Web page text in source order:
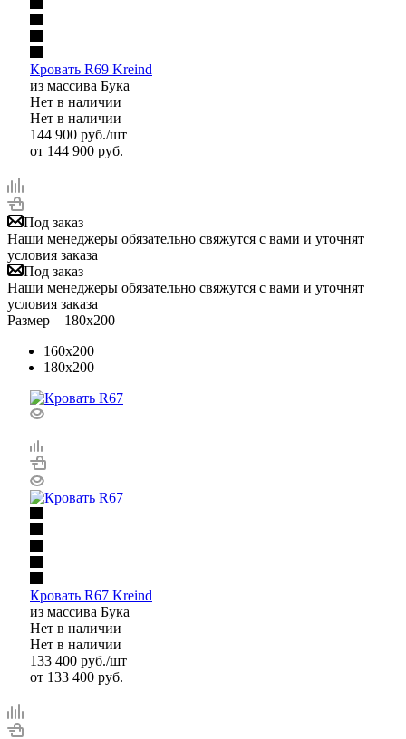
Кровать R69 Kreind
из массива Бука
Нет в наличии
Нет в наличии
144 900 руб./шт
от 144 900 руб.
Под заказ
Наши менеджеры обязательно свяжутся с вами и уточнят
условия заказа
Под заказ
Наши менеджеры обязательно свяжутся с вами и уточнят
условия заказа
Размер—180x200
160x200
180x200
Кровать R67 Kreind
из массива Бука
Нет в наличии
Нет в наличии
133 400 руб./шт
от 133 400 руб.